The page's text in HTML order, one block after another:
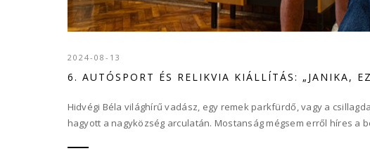
2024-08-13
6. AUTÓSPORT ÉS RELIKVIA KIÁLLÍTÁS: „JANIKA,
Hidvégi Béla világhírű vadász, egy remek parkfürdő, vagy a
hagyott a nagyközség arculatán. Mostanság mégsem erről híres a